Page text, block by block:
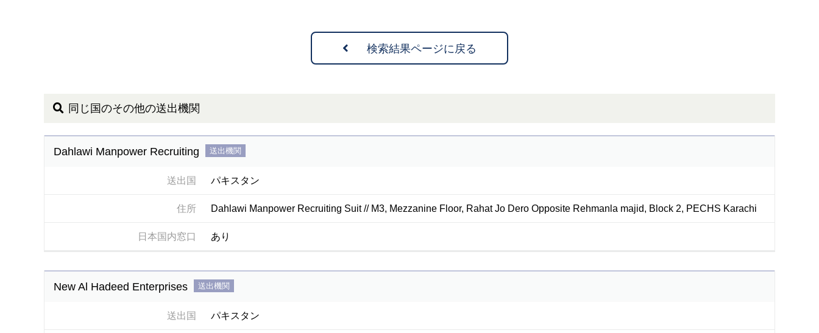
検索結果ページに戻る
同じ国のその他の送出機関
Dahlawi Manpower Recruiting 送出機関
送出国 パキスタン
住所 Dahlawi Manpower Recruiting Suit // M3, Mezzanine Floor, Rahat Jo Dero Opposite Rehmanla majid, Block 2, PECHS Karachi
日本国内窓口 あり
New Al Hadeed Enterprises 送出機関
送出国 パキスタン